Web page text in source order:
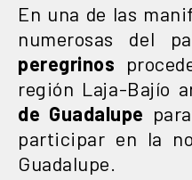
En una de las
numerosas del
peregrinos
región Laja-Bajío
de Guadalupe
participar en la
Guadalupe.